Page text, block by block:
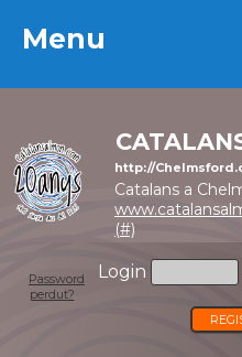
Menu
http://
Catalans a
(#)
Login
Password
perdut?
Menu